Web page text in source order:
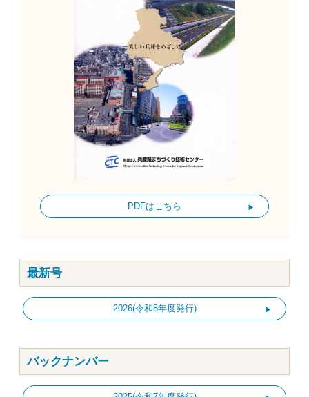
PDFはこちら
最新号
2026(令和8年度発行)
バックナンバー